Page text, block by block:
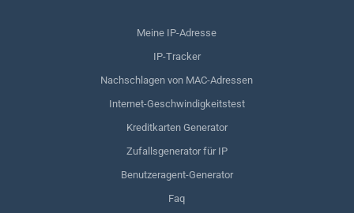
Meine IP-Adresse
IP-Tracker
Nachschlagen von MAC-Adressen
Internet-Geschwindigkeitstest
Kreditkarten Generator
Zufallsgenerator für IP
Benutzeragent-Generator
Faq